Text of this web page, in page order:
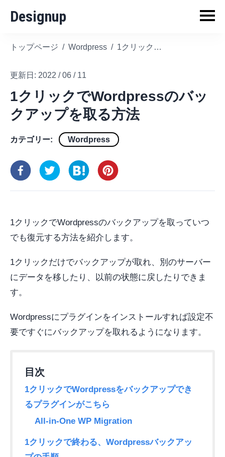
Designup
トップページ / Wordpress / 1クリックでWordpressのバックアップを取る方法
更新日: 2022 / 06 / 11
1クリックでWordpressのバッ
クアップを取る方法
カテゴリー: Wordpress
1クリックでWordpressのバックアップを取っていつ
でも復元する方法を紹介します。
1クリックだけでバックアップが取れ、別のサーバー
にデータを移したり、以前の状態に戻したりできま
す。
Wordpressにプラグインをインストールすれば設定不
要ですぐにバックアップを取れるようになります。
1クリックでWordpressをバックアップでき
るプラグインがこちら
All-in-One WP Migration
1クリックで終わる、Wordpressバックアッ